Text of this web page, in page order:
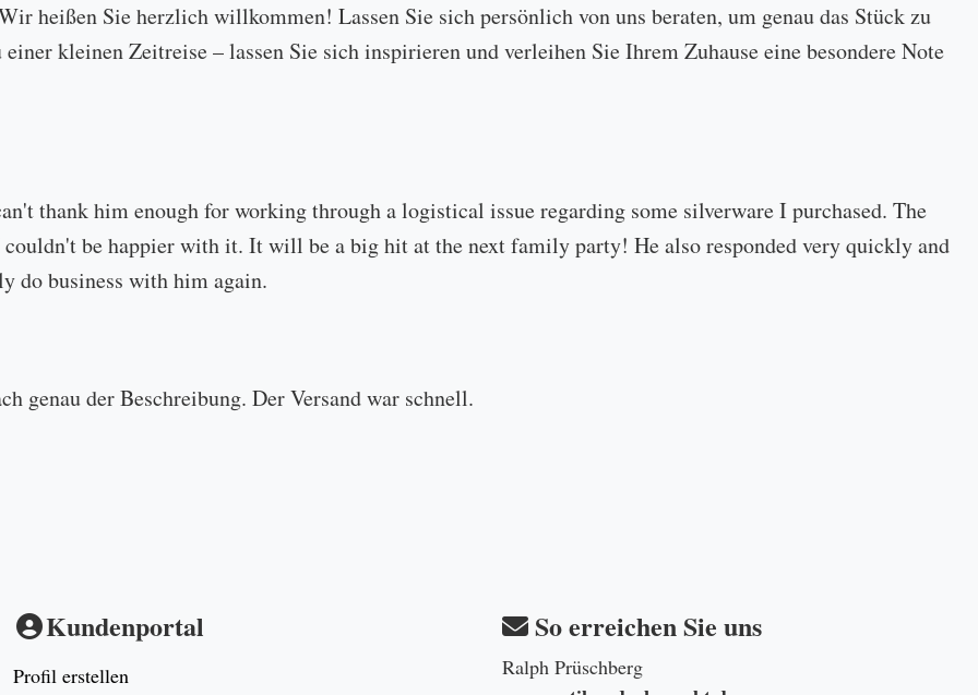
heißen Sie herzlich willkommen! Lassen Sie sich persönlich von uns beraten, um genau das Stück zu
kleinen Zeitreise – lassen Sie sich inspirieren und verleihen Sie Ihrem Zuhause eine besondere Note
thank him enough for working through a logistical issue regarding some silverware I purchased. The
be happier with it. It will be a big hit at the next family party! He also responded very quickly and
do business with him again.
genau der Beschreibung. Der Versand war schnell.
Kundenportal
Profil erstellen
So erreichen Sie uns
Ralph Prüschberg